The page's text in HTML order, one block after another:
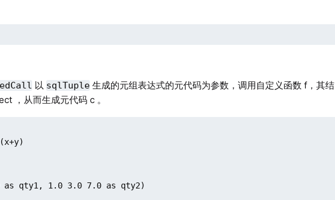
以 sqlTuple 生成的元组表达式的元代码为参数，调用自定义函数 f，其结
，从而生成元代码 c 。
qty1, 1.0 3.0 7.0 as qty2)